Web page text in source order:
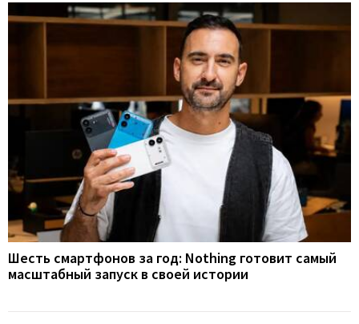
Шесть смартфонов за год: Nothing готовит самый
масштабный запуск в своей истории